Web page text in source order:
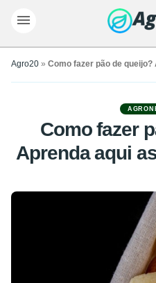
Agro20 » Como fazer pão de
Como fazer
Aprenda aqui